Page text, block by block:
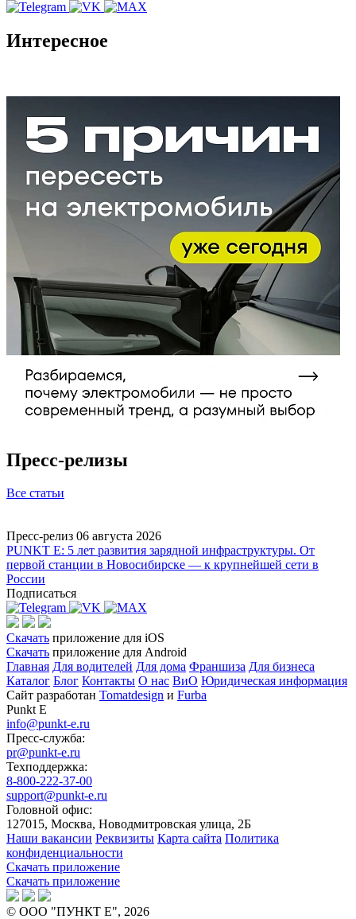
Интересное
Пресс-релизы
Все статьи
Пресс-релиз 06 августа 2026
PUNKT E: 5 лет развития зарядной инфраструктуры. От
первой станции в Новосибирске — к крупнейшей сети в
России
Подписаться
Скачать приложение для iOS
Скачать приложение для Android
Главная Для водителей Для дома Франшиза Для бизнеса
Каталог Блог Контакты О нас ВиО Юридическая информация
Сайт разработан Tomatdesign и Furba
Punkt E
info@punkt-e.ru
Пресс-служба:
pr@punkt-e.ru
Техподдержка:
8-800-222-37-00
support@punkt-e.ru
Головной офис:
127015, Москва, Новодмитровская улица, 2Б
Наши вакансии Реквизиты Карта сайта Политика
конфиденциальности
Скачать приложение
Скачать приложение
© ООО "ПУНКТ Е", 2026